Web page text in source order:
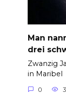
Man
drei
Zwanzig
in Maribel
0